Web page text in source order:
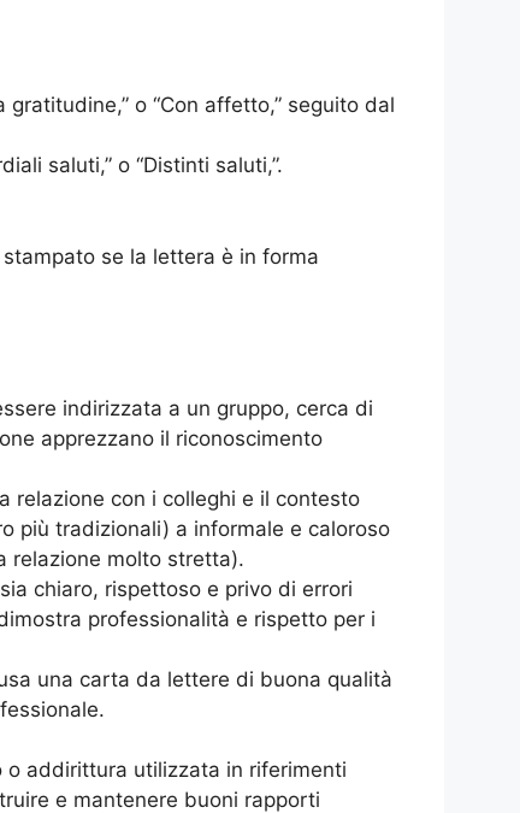
o “Con affetto,” seguito dal
saluti,” o “Distinti saluti,”.
se la lettera è in forma
indirizzata a un gruppo, cerca di
apprezzano il riconoscimento
relazione con i colleghi e il contesto
più tradizionali) a informale e caloroso
relazione molto stretta).
chiaro, rispettoso e privo di errori
professionalità e rispetto per i
una carta da lettere di buona qualità
o addirittura utilizzata in riferimenti
e mantenere buoni rapporti